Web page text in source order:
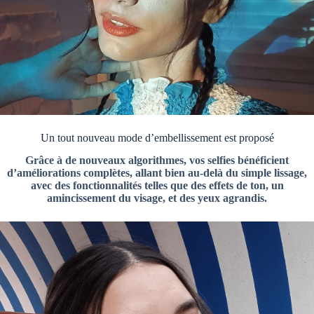
Un tout nouveau mode d’embellissement est proposé
Grâce à de nouveaux algorithmes, vos selfies bénéficient
d’améliorations complètes, allant bien au-delà du simple lissage,
avec des fonctionnalités telles que des effets de ton, un
amincissement du visage, et des yeux agrandis.